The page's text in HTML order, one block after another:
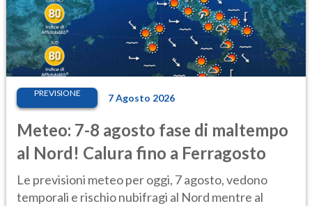
PREVISIONE 7 Agosto 2026
Meteo: 7-8 agosto fase di maltempo
al Nord! Calura fino a Ferragosto
Le previsioni meteo per oggi, 7 agosto, vedono
temporali e rischio nubifragi al Nord mentre al